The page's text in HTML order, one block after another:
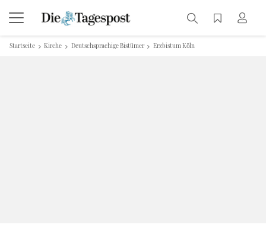
Startseite Kirche Deutschsprachige Bistümer Erzbistum Köln